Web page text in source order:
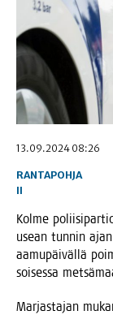
13.09.2024 08:26
RANTAPOHJA
II
Kol­me
usean tun­nin
aamu­päi­väl­lä
soi­ses­sa
Mar­jas­ta­jan